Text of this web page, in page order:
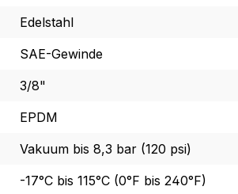
Edelstahl
SAE-Gewinde
3/8"
EPDM
Vakuum bis 8,3 bar (120 psi)
-17°C bis 115°C (0°F bis 240°F)